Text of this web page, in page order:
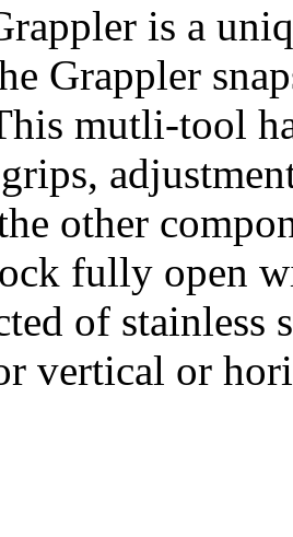
is a
Grappler
mutli-tool
other
fully open
of stainless
vertical or